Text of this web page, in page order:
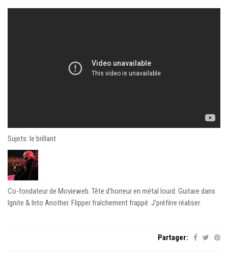
Sujets: le brillant
Co-fondateur de Movieweb. Tête d'horreur en métal lourd. Guitare dans
Ignite & Into Another. Flipper fraîchement frappé. J'préfère réaliser.
Partager: